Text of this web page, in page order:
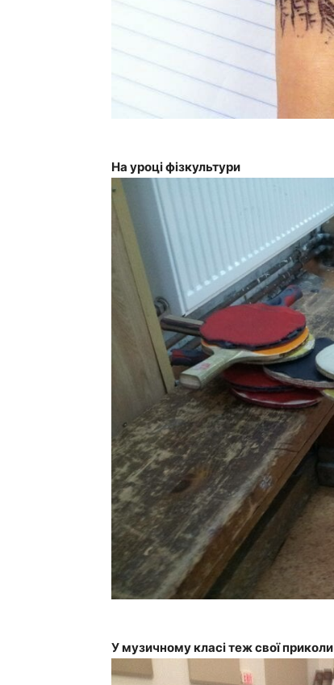
На уроці фізкультури
У музичному класі теж свої приколи